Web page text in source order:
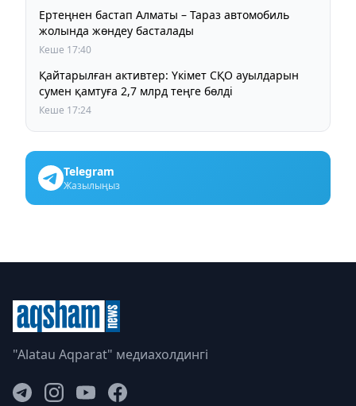
Ертеңнен бастап Алматы – Тараз автомобиль
жолында жөндеу басталады
Кеше 17:40
Қайтарылған активтер: Үкімет СҚО ауылдарын
сумен қамтуға 2,7 млрд теңге бөлді
Кеше 17:24
Telegram
Жазылыңыз
"Alatau Aqparat" медиахолдингі